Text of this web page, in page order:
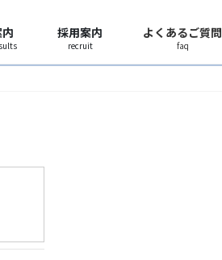
採用案内
recruit
よくあるご質問
faq